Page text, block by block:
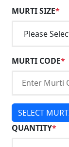
MURTI SIZE*
MURTI CODE*
SELECT
QUANTITY*